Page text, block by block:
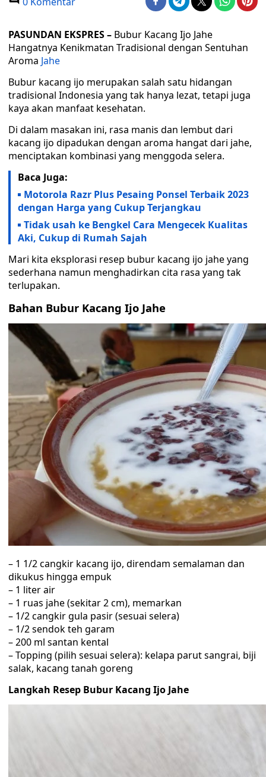
PASUNDAN EKSPRES – Bubur Kacang Ijo Jahe
Hangatnya Kenikmatan Tradisional dengan Sentuhan
Aroma Jahe
Bubur kacang ijo merupakan salah satu hidangan
tradisional Indonesia yang tak hanya lezat, tetapi juga
kaya akan manfaat kesehatan.
Di dalam masakan ini, rasa manis dan lembut dari
kacang ijo dipadukan dengan aroma hangat dari jahe,
menciptakan kombinasi yang menggoda selera.
Baca Juga:
Motorola Razr Plus Pesaing Ponsel Terbaik 2023
dengan Harga yang Cukup Terjangkau
Tidak usah ke Bengkel Cara Mengecek Kualitas
Aki, Cukup di Rumah Sajah
Mari kita eksplorasi resep bubur kacang ijo jahe yang
sederhana namun menghadirkan cita rasa yang tak
terlupakan.
Bahan Bubur Kacang Ijo Jahe
– 1 1/2 cangkir kacang ijo, direndam semalaman dan
dikukus hingga empuk
– 1 liter air
– 1 ruas jahe (sekitar 2 cm), memarkan
– 1/2 cangkir gula pasir (sesuai selera)
– 1/2 sendok teh garam
– 200 ml santan kental
– Topping (pilih sesuai selera): kelapa parut sangrai, biji
salak, kacang tanah goreng
Langkah Resep Bubur Kacang Ijo Jahe